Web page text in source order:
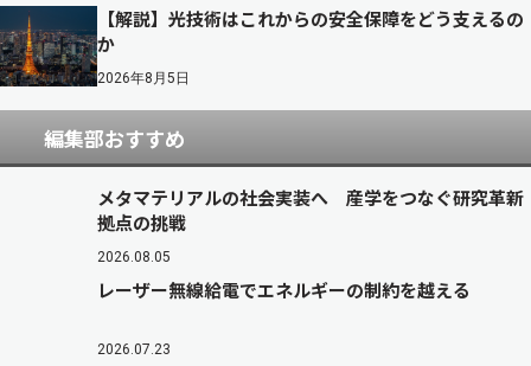
【解説】光技術はこれからの安全保障をどう支えるの
か
2026年8月5日
編集部おすすめ
メタマテリアルの社会実装へ 産学をつなぐ研究革新
拠点の挑戦
2026.08.05
レーザー無線給電でエネルギーの制約を越える
2026.07.23